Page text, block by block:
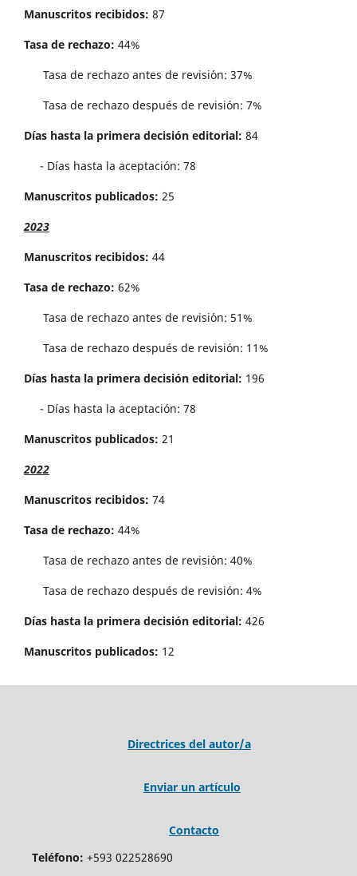
Manuscritos recibidos: 87
Tasa de rechazo: 44%
Tasa de rechazo antes de revisi´on: 37%
Tasa de rechazo después de revisión: 7%
Días hasta la primera decisión editorial: 84
- Días hasta la aceptación: 78
Manuscritos publicados: 25
2023
Manuscritos recibidos: 44
Tasa de rechazo: 62%
Tasa de rechazo antes de revisi´on: 51%
Tasa de rechazo después de revisión: 11%
Días hasta la primera decisión editorial: 196
- Días hasta la aceptación: 78
Manuscritos publicados: 21
2022
Manuscritos recibidos: 74
Tasa de rechazo: 44%
Tasa de rechazo antes de revisi´on: 40%
Tasa de rechazo después de revisión: 4%
Días hasta la primera decisión editorial: 426
Manuscritos publicados: 12
Directrices del autor/a
Enviar un artículo
Contacto
Teléfono: +593 022528690